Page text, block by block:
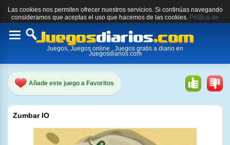
Las cookies nos permiten ofrecer nuestros servicios. Si continúas navegando
consideramos que aceptas el uso que hacemos de las cookies. Política de
cookies.
Toggle
Juegos, Juegos online , Juegos gratis a diario en
Juegosdiarios.com
Añade este juego a Favoritos
Zumbar IO